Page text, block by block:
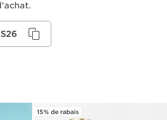
15% de rabais